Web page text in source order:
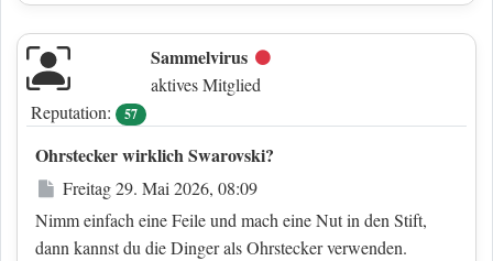
Sammelvirus Offline
aktives Mitglied
Reputation:
57
Ohrstecker wirklich Swarovski?
Beitrag
Freitag 29. Mai 2026, 08:09
Nimm einfach eine Feile und mach eine Nut in den Stift,
dann kannst du die Dinger als Ohrstecker verwenden.